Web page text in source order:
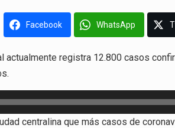
Facebook WhatsApp
actualmente registra 12.800 casos
centralina que más casos de